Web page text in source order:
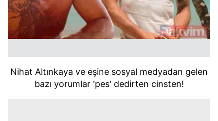
Nihat Altınkaya ve eşine sosyal medyadan gelen
bazı yorumlar 'pes' dedirten cinsten!